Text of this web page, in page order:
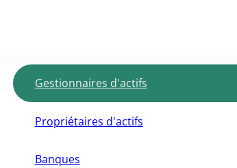
Gestionnaires d'actifs
Propriétaires d'actifs
Banques